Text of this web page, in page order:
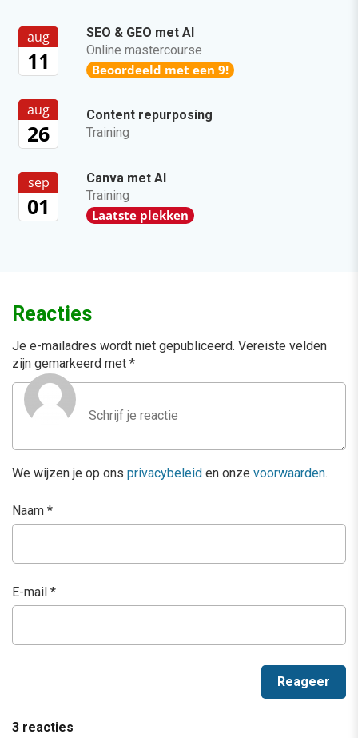
aug
11
SEO & GEO met AI
Online mastercourse
Beoordeeld met een 9!
aug
26
Content repurposing
Training
sep
01
Canva met AI
Training
Laatste plekken
Reacties
Je e-mailadres wordt niet gepubliceerd. Vereiste velden
zijn gemarkeerd met *
We wijzen je op ons privacybeleid en onze voorwaarden.
Naam *
E-mail *
3 reacties